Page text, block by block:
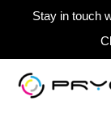
Stay in touch